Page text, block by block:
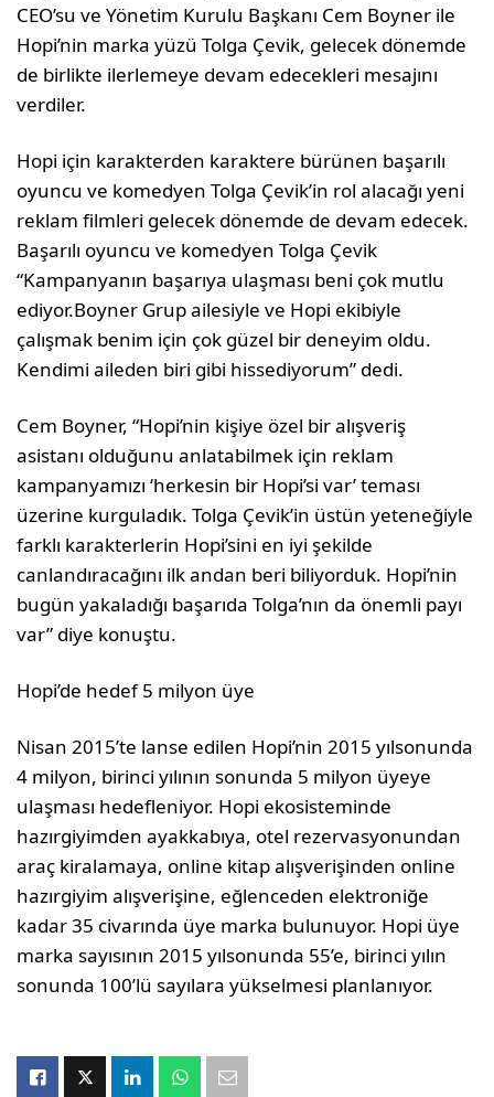
CEO’su ve Yönetim Kurulu Başkanı Cem Boyner ile
Hopi’nin marka yüzü Tolga Çevik, gelecek dönemde
de birlikte ilerlemeye devam edecekleri mesajını
verdiler.
Hopi için karakterden karaktere bürünen başarılı
oyuncu ve komedyen Tolga Çevik’in rol alacağı yeni
reklam filmleri gelecek dönemde de devam edecek.
Başarılı oyuncu ve komedyen Tolga Çevik
“Kampanyanın başarıya ulaşması beni çok mutlu
ediyor.Boyner Grup ailesiyle ve Hopi ekibiyle
çalışmak benim için çok güzel bir deneyim oldu.
Kendimi aileden biri gibi hissediyorum” dedi.
Cem Boyner, “Hopi’nin kişiye özel bir alışveriş
asistanı olduğunu anlatabilmek için reklam
kampanyamızı ‘herkesin bir Hopi’si var’ teması
üzerine kurguladık. Tolga Çevik’in üstün yeteneğiyle
farklı karakterlerin Hopi’sini en iyi şekilde
canlandıracağını ilk andan beri biliyorduk. Hopi’nin
bugün yakaladığı başarıda Tolga’nın da önemli payı
var” diye konuştu.
Hopi’de hedef 5 milyon üye
Nisan 2015’te lanse edilen Hopi’nin 2015 yılsonunda
4 milyon, birinci yılının sonunda 5 milyon üyeye
ulaşması hedefleniyor. Hopi ekosisteminde
hazırgiyimden ayakkabıya, otel rezervasyonundan
araç kiralamaya, online kitap alışverişinden online
hazırgiyim alışverişine, eğlenceden elektroniğe
kadar 35 civarında üye marka bulunuyor. Hopi üye
marka sayısının 2015 yılsonunda 55’e, birinci yılın
sonunda 100’lü sayılara yükselmesi planlanıyor.